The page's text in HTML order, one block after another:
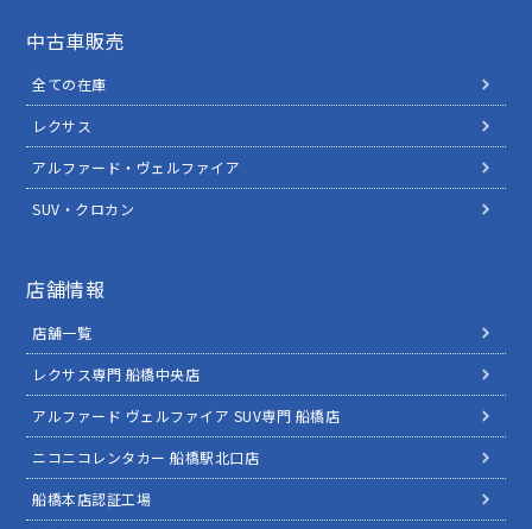
中古車販売
全ての在庫
レクサス
アルファード・ヴェルファイア
SUV・クロカン
店舗情報
店舗一覧
レクサス専門 船橋中央店
アルファード ヴェルファイア SUV専門 船橋店
ニコニコレンタカー 船橋駅北口店
船橋本店認証工場